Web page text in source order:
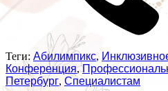
Теги: Абилимпикс,
Конференция,
Петербург, Специалистам